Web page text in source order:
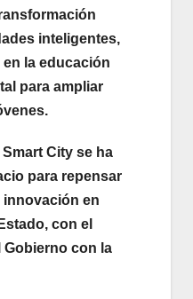
inteligentes,
la educación
para ampliar
Smart City se ha
para repensar
innovación en
con el
Gobierno con la